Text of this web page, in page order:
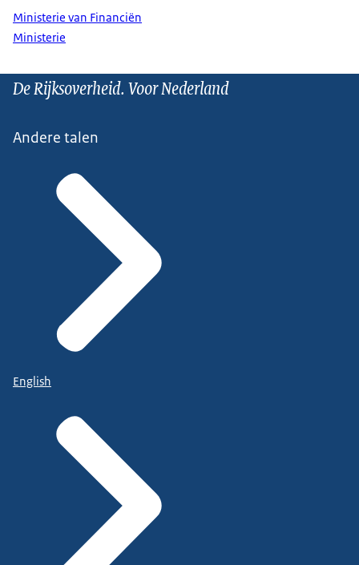
Ministerie van Financiën
Ministerie
De Rijksoverheid. Voor Nederland
Andere talen
English